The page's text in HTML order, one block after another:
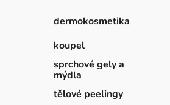
dermokosmetika
koupel
sprchové gely a
mýdla
tělové peelingy